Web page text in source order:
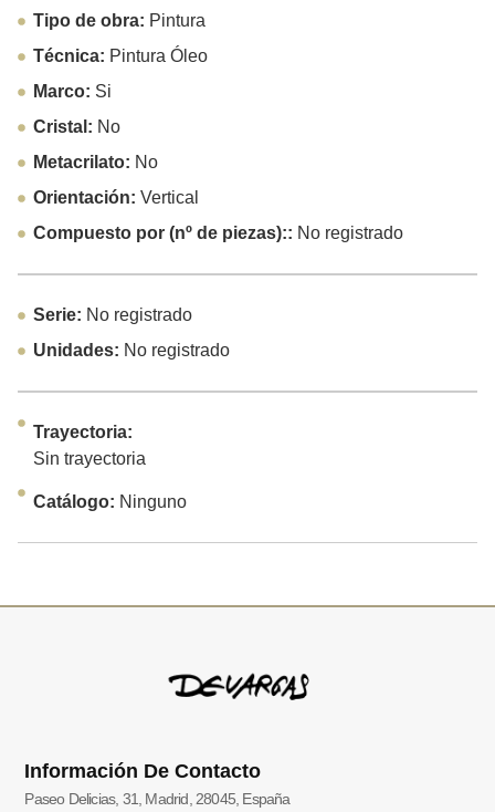
Tipo de obra: Pintura
Técnica: Pintura Óleo
Marco: Si
Cristal: No
Metacrilato: No
Orientación: Vertical
Compuesto por (nº de piezas):: No registrado
Serie: No registrado
Unidades: No registrado
Trayectoria:
Sin trayectoria
Catálogo: Ninguno
Información De Contacto
Paseo Delicias, 31, Madrid, 28045, España